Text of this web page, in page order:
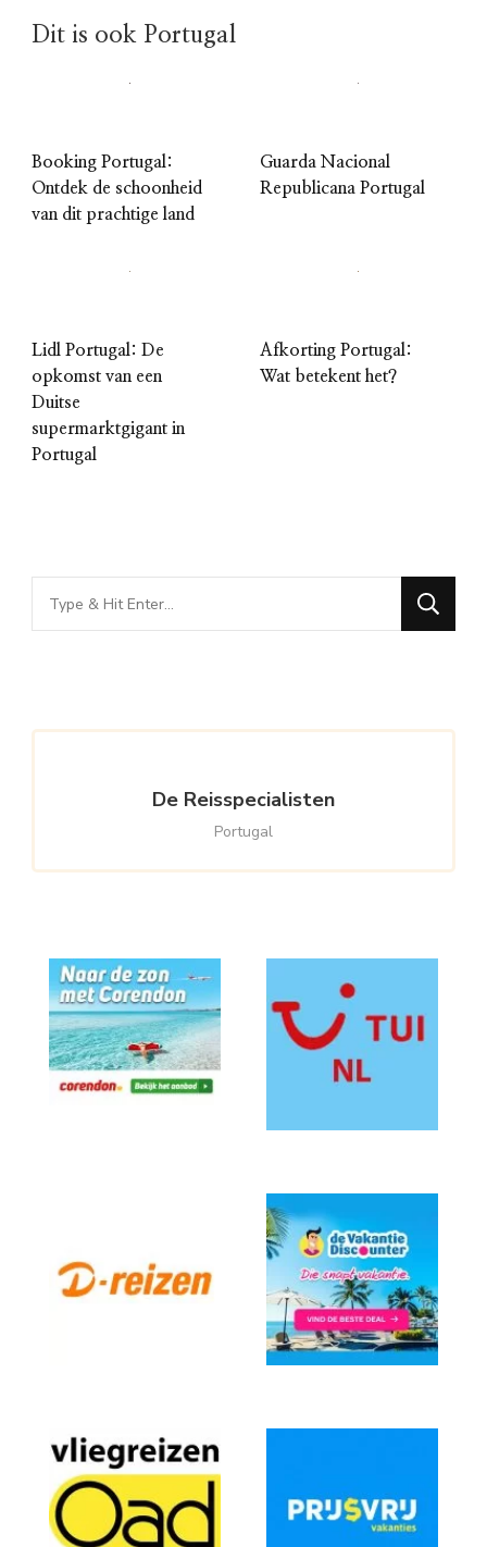
Dit is ook Portugal
Booking Portugal:
Ontdek de schoonheid
van dit prachtige land
Guarda Nacional
Republicana Portugal
Lidl Portugal: De
opkomst van een
Duitse
supermarktgigant in
Portugal
Afkorting Portugal:
Wat betekent het?
Looking
for
De Reisspecialisten
Portugal